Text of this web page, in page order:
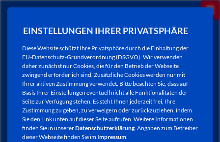
EINSTELLUNGEN IHRER PRIVATSPHÄRE
Diese Website schützt Ihre Privatsphäre durch die Einhaltung der
EU-Datenschutz-Grundverordnung (DSGVO). Wir verwenden
daher zunächst nur Cookies, die für den Betrieb der Webseite
zwingend erforderlich sind. Zusätzliche Cookies werden nur mit
Ihrer aktiven Zustimmung verwendet. Bitte beachten Sie, dass auf
Basis Ihrer Einstellungen eventuell nicht alle Funktionalitäten der
Seite zur Verfügung stehen. Es steht Ihnen jederzeit frei, Ihre
Zustimmung zu geben, zu verweigern oder zurückzuziehen, indem
Sie den Link unten auf dieser Seite aufrufen. Weitere Informationen
finden Sie in unsererDatenschutzerklärung. Angaben zum Betreiber
dieser Webseite finden Sie im Impressum.
NEWSLETTER / CITY LETTER